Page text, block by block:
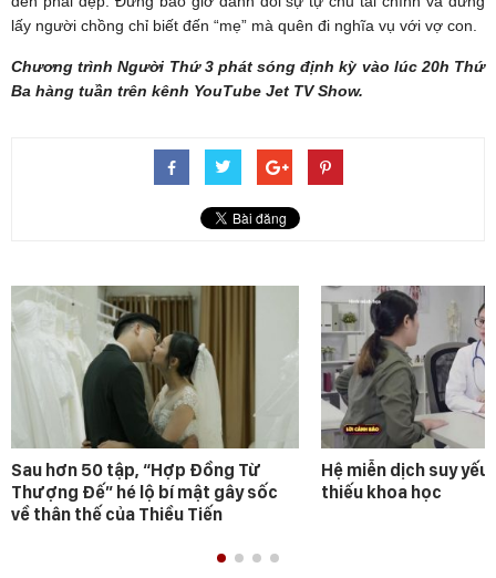
lấy người chồng chỉ biết đến “mẹ” mà quên đi nghĩa vụ với vợ con.
Chương trình Người Thứ 3 phát sóng định kỳ vào lúc 20h Thứ
Ba hàng tuần trên kênh YouTube Jet TV Show.
Sau hơn 50 tập, “Hợp Đồng Từ
Thượng Đế” hé lộ bí mật gây sốc
về thân thế của Thiều Tiến
Hệ miễn dịch suy
thiếu khoa học